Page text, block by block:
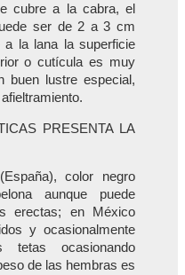
cubre a la cabra, el
ser de 2 a 3 cm
a la lana la superficie
o cutícula es muy
buen lustre especial,
PRESENTA LA
color negro
aunque puede
erectas; en México
y ocasionalmente
ocasionando
de las hembras es